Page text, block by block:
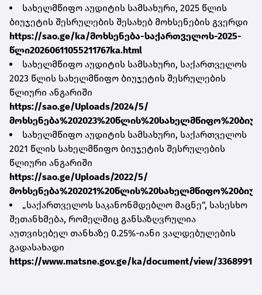
სახელმწიფო აუდიტის სამსახური, 2025 წლის
ბიუჯეტის შესრულების შესახებ მოხსენების გვერდი
https://sao.ge/ka/მოხსენება-საქართველოს-2025-
წლი20260611055211767ka.html
სახელმწიფო აუდიტის სამსახური, საქართველოს
2023 წლის სახელმწიფო ბიუჯეტის შესრულების
წლიური ანგარიში
https://sao.ge/Uploads/2024/5/
სახელმწიფო აუდიტის სამსახური, საქართველოს
2021 წლის სახელმწიფო ბიუჯეტის შესრულების
წლიური ანგარიში
https://sao.ge/Uploads/2022/5/
„საქართველოს საკანონმდებლო მაცნე“, სასესხო
შეთანხმება, რომელშიც განსაზღვრულია
აუთვისებელ თანხაზე 0.25%-იანი ვალდებულების
გადასახადი
https://www.matsne.gov.ge/ka/document/view/3368991